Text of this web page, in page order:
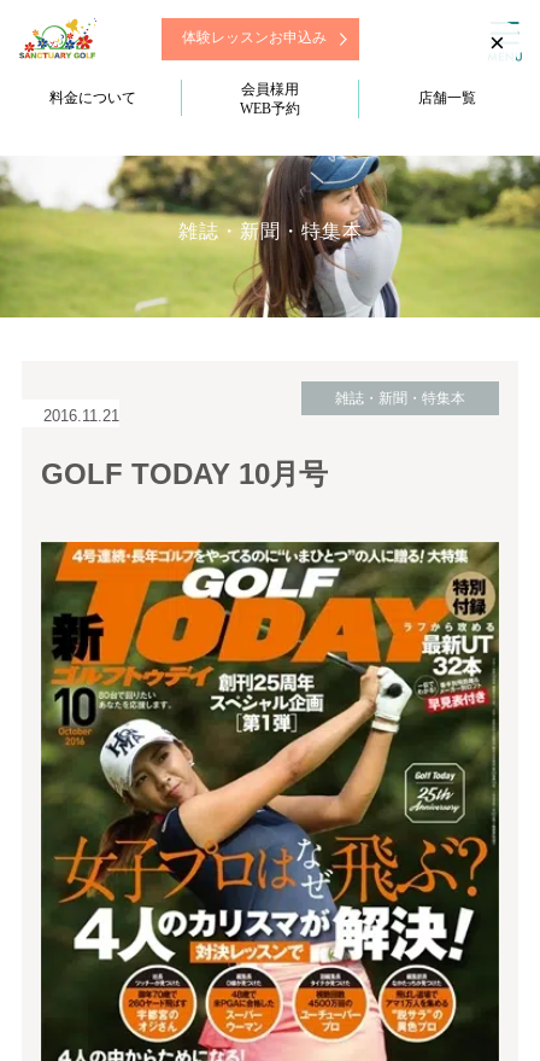
体験レッスンお申込み
料金について
会員様用
WEB予約
店舗一覧
雑誌・新聞・特集本
2016.11.21
雑誌・新聞・特集本
GOLF TODAY 10月号
×